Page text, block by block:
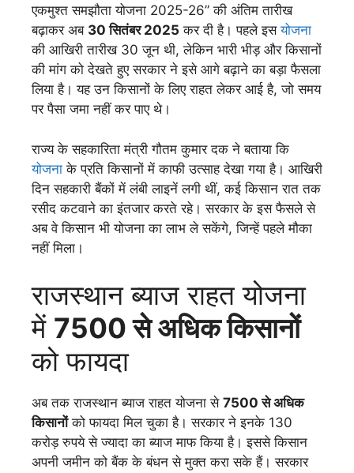
एकमुश्त समझौता योजना 2025-26” की अंतिम तारीख
बढ़ाकर अब 30 सितंबर 2025 कर दी है। पहले इसयोजना
की आखिरी तारीख 30 जून थी, लेकिन भारी भीड़ और किसानों
की मांग को देखते हुए सरकार ने इसे आगे बढ़ाने का बड़ा फैसला
लिया है। यह उन किसानों के लिए राहत लेकर आई है, जो समय
पर पैसा जमा नहीं कर पाए थे।
राज्य के सहकारिता मंत्री गौतम कुमार दक ने बताया कि
योजना के प्रति किसानों में काफी उत्साह देखा गया है। आखिरी
दिन सहकारी बैंकों में लंबी लाइनें लगी थीं, कई किसान रात तक
रसीद कटवाने का इंतजार करते रहे। सरकार के इस फैसले से
अब वे किसान भी योजना का लाभ ले सकेंगे, जिन्हें पहले मौका
नहीं मिला।
राजस्थान ब्याज राहत योजना
में 7500 से अधिक किसानों
को फायदा
अब तक राजस्थान ब्याज राहत योजना से 7500 से अधिक
किसानोंको फायदा मिल चुका है। सरकार ने इनके 130
करोड़ रुपये से ज्यादा का ब्याज माफ किया है। इससे किसान
अपनी जमीन को बैंक के बंधन से मुक्त करा सके हैं। सरकार